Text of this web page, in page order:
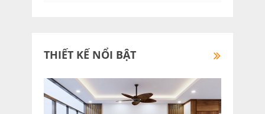
THIẾT KẾ NỔI BẬT